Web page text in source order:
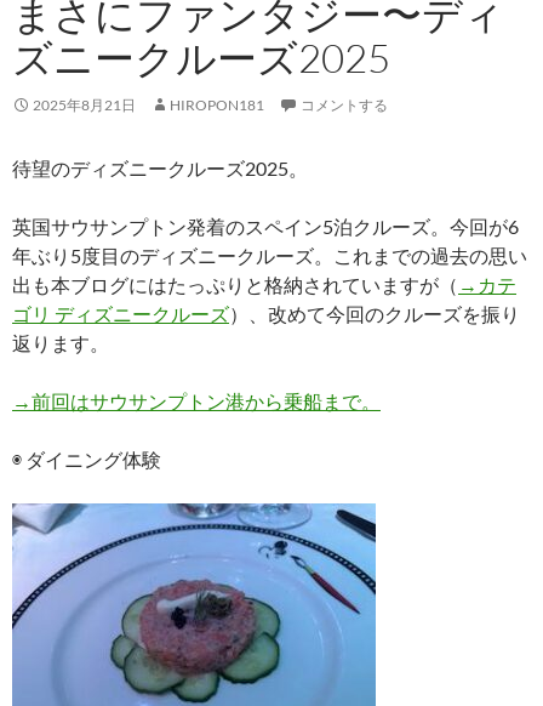
まさにファンタジー〜ディ
ズニークルーズ2025
2025年8月21日 HIROPON181 コメントする
待望のディズニークルーズ2025。
英国サウサンプトン発着のスペイン5泊クルーズ。今回が6
年ぶり5度目のディズニークルーズ。これまでの過去の思い
出も本ブログにはたっぷりと格納されていますが（ →カテ
ゴリ ディズニークルーズ）、改めて今回のクルーズを振り
返ります。
→前回はサウサンプトン港から乗船まで。
◉ ダイニング体験